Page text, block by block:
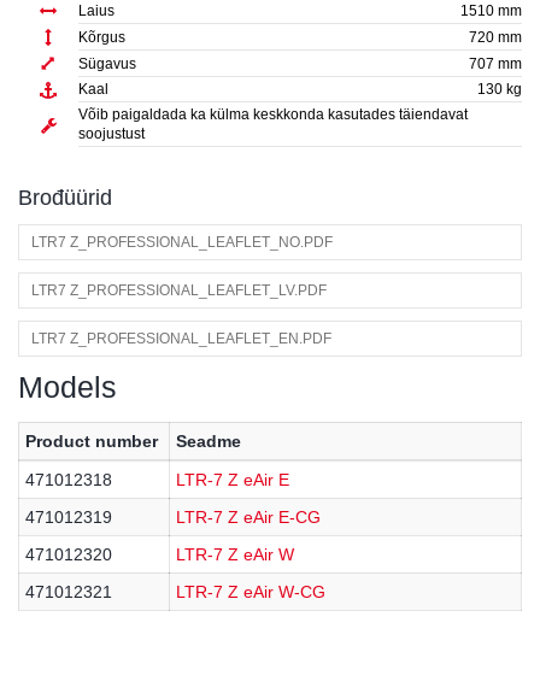
Laius
1510 mm
Kõrgus
720 mm
Sügavus
707 mm
Kaal
130 kg
Võib paigaldada ka külma keskkonda kasutades täiendavat
soojustust
Brođüürid
LTR7 Z_PROFESSIONAL_LEAFLET_NO.PDF
LTR7 Z_PROFESSIONAL_LEAFLET_LV.PDF
LTR7 Z_PROFESSIONAL_LEAFLET_EN.PDF
Models
Product number
Seadme
471012318
LTR-7 Z eAir E
471012319
LTR-7 Z eAir E-CG
471012320
LTR-7 Z eAir W
471012321
LTR-7 Z eAir W-CG